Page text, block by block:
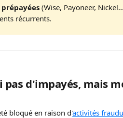
prépayées (Wise, Payoneer,
récurrents.
pas d'impayés, mais
bloqué en raison d'activités